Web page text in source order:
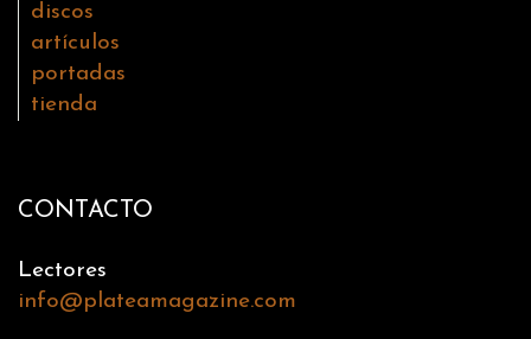
discos
artículos
portadas
tienda
CONTACTO
Lectores
info@plateamagazine.com